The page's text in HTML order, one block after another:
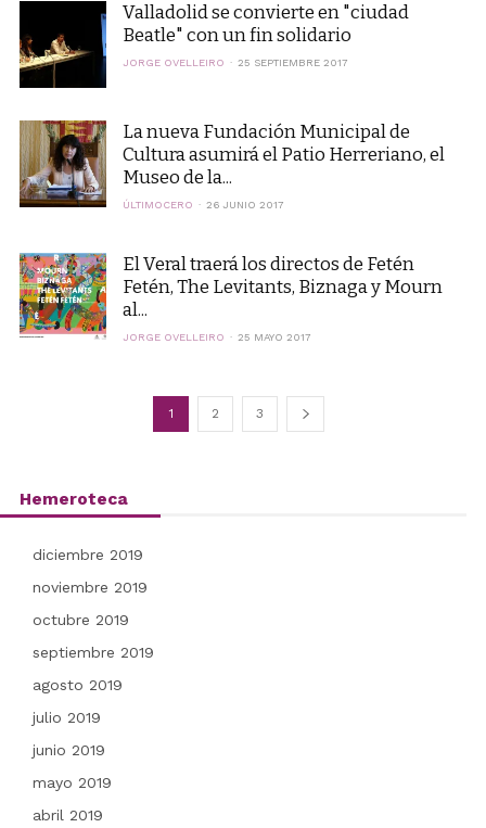
Valladolid se convierte en "ciudad
Beatle" con un fin solidario
JORGE OVELLEIRO 25 SEPTIEMBRE 2017
La nueva Fundación Municipal de
Cultura asumirá el Patio Herreriano, el
Museo de la...
ÚLTIMOCERO 26 JUNIO 2017
El Veral traerá los directos de Fetén
Fetén, The Levitants, Biznaga y Mourn
al...
JORGE OVELLEIRO 25 MAYO 2017
1 2 3
Hemeroteca
diciembre 2019
noviembre 2019
octubre 2019
septiembre 2019
agosto 2019
julio 2019
junio 2019
mayo 2019
abril 2019